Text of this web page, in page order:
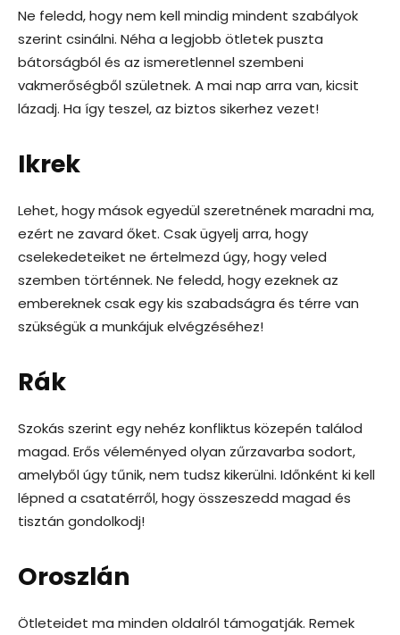
Ne feledd, hogy nem kell mindig mindent szabályok
szerint csinálni. Néha a legjobb ötletek puszta
bátorságból és az ismeretlennel szembeni
vakmerőségből születnek. A mai nap arra van, kicsit
lázadj. Ha így teszel, az biztos sikerhez vezet!
Ikrek
Lehet, hogy mások egyedül szeretnének maradni ma,
ezért ne zavard őket. Csak ügyelj arra, hogy
cselekedeteiket ne értelmezd úgy, hogy veled
szemben történnek. Ne feledd, hogy ezeknek az
embereknek csak egy kis szabadságra és térre van
szükségük a munkájuk elvégzéséhez!
Rák
Szokás szerint egy nehéz konfliktus közepén találod
magad. Erős véleményed olyan zűrzavarba sodort,
amelyből úgy tűnik, nem tudsz kikerülni. Időnként ki kell
lépned a csatatérről, hogy összeszedd magad és
tisztán gondolkodj!
Oroszlán
Ötleteidet ma minden oldalról támogatják. Remek